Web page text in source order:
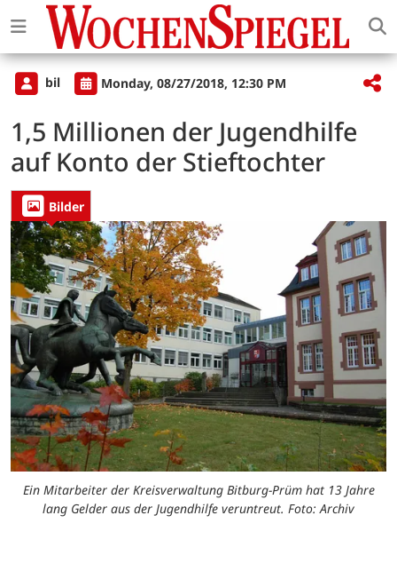
bil Monday, 08/27/2018, 12:30 PM
1,5 Millionen der Jugendhilfe
auf Konto der Stieftochter
Bilder
Ein Mitarbeiter der Kreisverwaltung Bitburg-Prüm hat 13 Jahre
lang Gelder aus der Jugendhilfe veruntreut. Foto: Archiv